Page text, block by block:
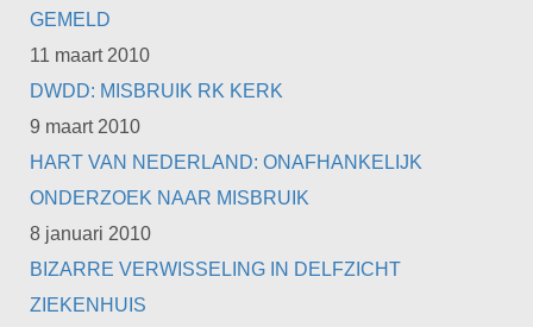
GEMELD
11 maart 2010
DWDD: MISBRUIK RK KERK
9 maart 2010
HART VAN NEDERLAND: ONAFHANKELIJK
ONDERZOEK NAAR MISBRUIK
8 januari 2010
BIZARRE VERWISSELING IN DELFZICHT
ZIEKENHUIS